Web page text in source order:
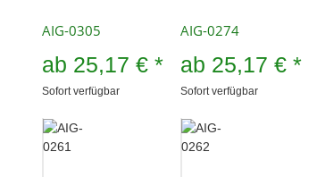
AIG-0305
ab 25,17 € *
Sofort verfügbar
AIG-0274
ab 25,17 € *
Sofort verfügbar